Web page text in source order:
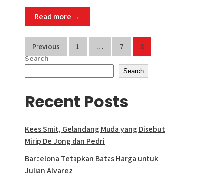
Read more →
Posts
pagination
Previous 1 … 7 8
Search
Search
Recent Posts
Kees Smit, Gelandang Muda yang Disebut
Mirip De Jong dan Pedri
Barcelona Tetapkan Batas Harga untuk
Julian Alvarez